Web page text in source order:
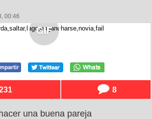
00:46
8
una buena pareja